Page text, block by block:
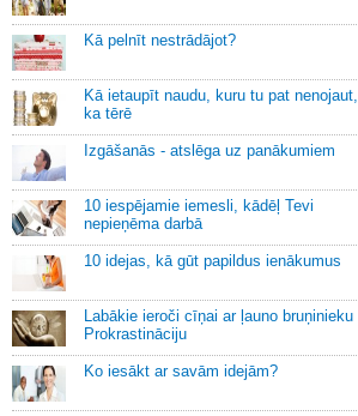
Kā pelnīt nestrādājot?
Kā ietaupīt naudu, kuru tu pat nenojaut,
ka tērē
Izgāšanās - atslēga uz panākumiem
10 iespējamie iemesli, kādēļ Tevi
nepieņēma darbā
10 idejas, kā gūt papildus ienākumus
Labākie ieroči cīņai ar ļauno bruņinieku
Prokrastināciju
Ko iesākt ar savām idejām?